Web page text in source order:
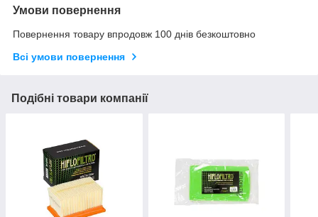
Умови повернення
Повернення товару впродовж 100 днів безкоштовно
Всі умови повернення
Подібні товари компанії